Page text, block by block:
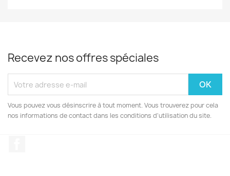
Recevez nos offres spéciales
Vous pouvez vous désinscrire à tout moment. Vous trouverez pour cela
nos informations de contact dans les conditions d'utilisation du site.